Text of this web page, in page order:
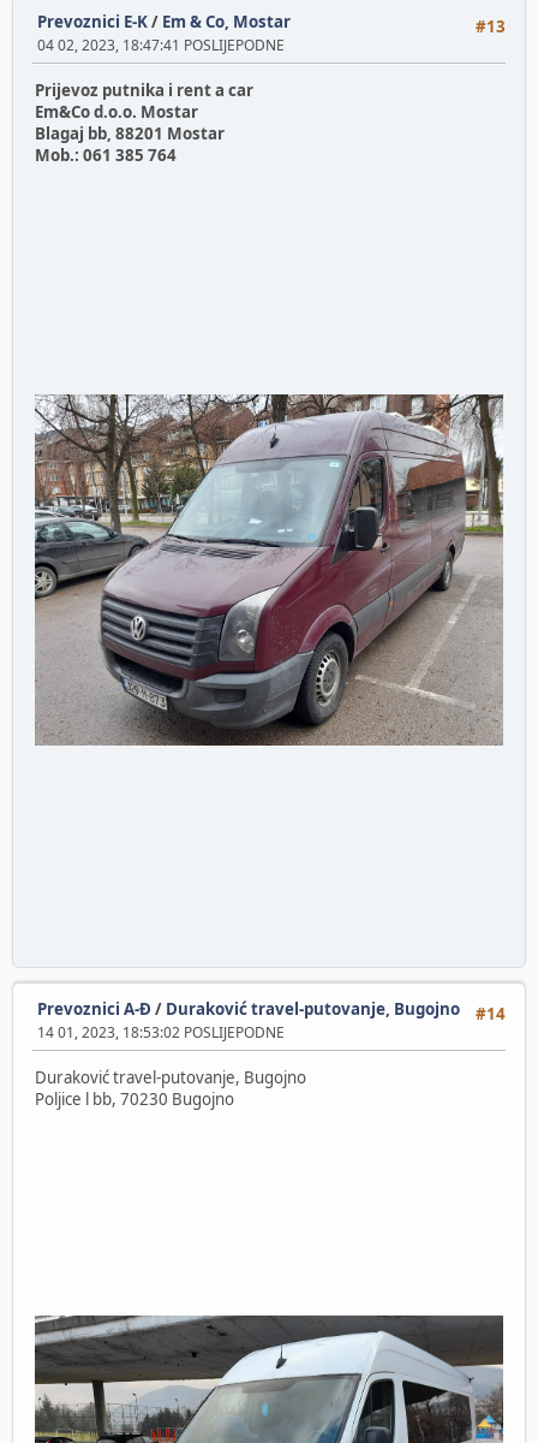
#13
Prevoznici E-K/ Em & Co, Mostar
04 02, 2023, 18:47:41 POSLIJEPODNE
Prijevoz putnika i rent a car
Em&Co d.o.o. Mostar
Blagaj bb, 88201 Mostar
Mob.: 061 385 764
#14
Prevoznici A-Đ / Duraković travel-putovanje, Bugojno
14 01, 2023, 18:53:02 POSLIJEPODNE
Duraković travel-putovanje, Bugojno
Poljice l bb, 70230 Bugojno